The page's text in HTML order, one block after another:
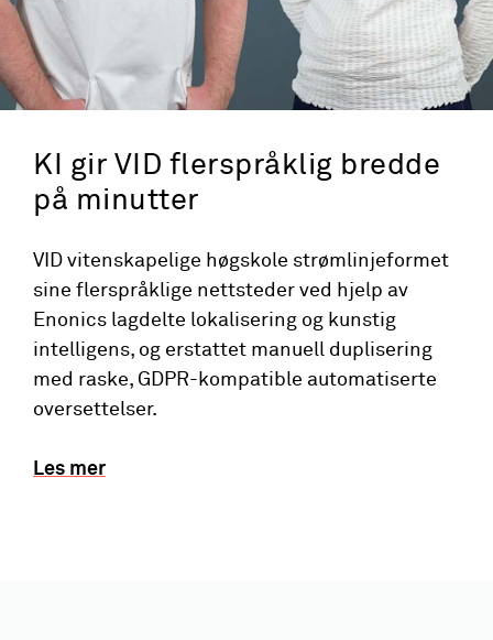
KI gir VID flerspråklig bredde
på minutter
VID vitenskapelige høgskole strømlinjeformet
sine flerspråklige nettsteder ved hjelp av
Enonics lagdelte lokalisering og kunstig
intelligens, og erstattet manuell duplisering
med raske, GDPR-kompatible automatiserte
oversettelser.
Les mer